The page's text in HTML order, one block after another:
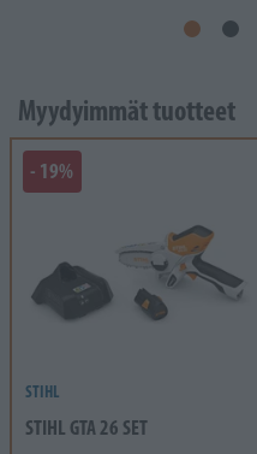
Myydyimmät tuotteet
- 19%
STIHL
STIHL GTA 26 SET